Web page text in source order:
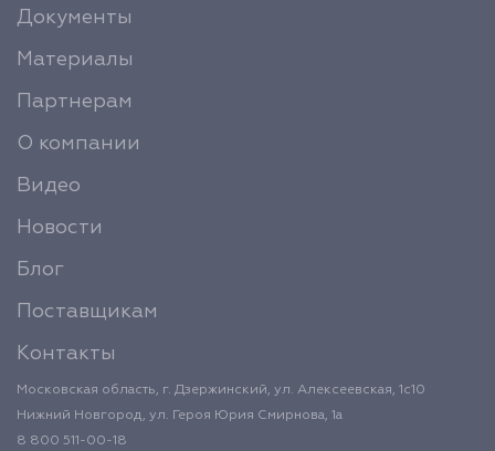
Документы
Материалы
Партнерам
О компании
Видео
Новости
Блог
Поставщикам
Контакты
Московская область, г. Дзержинский, ул. Алексеевская, 1с10
Нижний Новгород, ул. Героя Юрия Смирнова, 1а
8 800 511-00-18